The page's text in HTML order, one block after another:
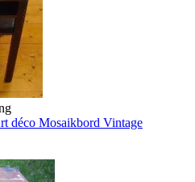
déco Mosaikbord Vintage